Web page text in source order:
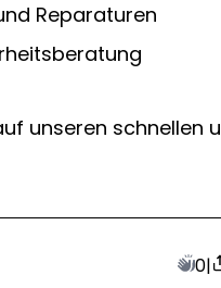
Reparaturen
unseren schnellen
0|